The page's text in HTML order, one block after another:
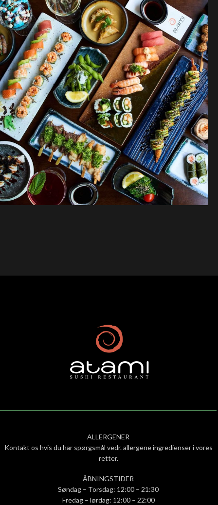
ALLERGENER
Kontakt os hvis du har spørgsmål vedr. allergene ingredienser i vores
retter.
ÅBNINGSTIDER
Søndag – Torsdag: 12:00 – 21:30
Fredag – lørdag: 12:00 – 22:00